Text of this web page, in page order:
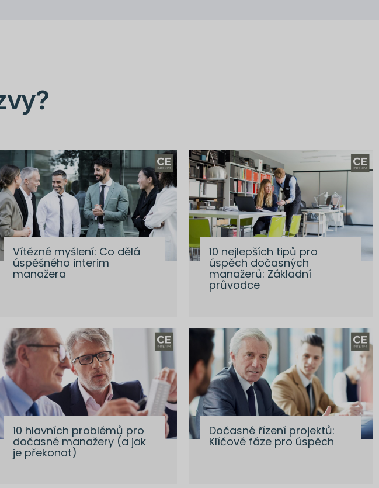
Vítězné myšlení: Co dělá
úspěšného interim
manažera
10 nejlepších tipů pro
úspěch dočasných
manažerů: Základní
průvodce
10 hlavních problémů pro
dočasné manažery (a jak
je překonat)
Dočasné řízení projektů:
Klíčové fáze pro úspěch